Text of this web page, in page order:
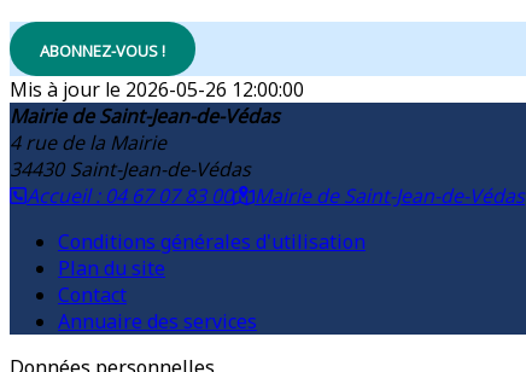
ABONNEZ-VOUS !
2026-05-26 12:00:00
Mairie de Saint-Jean-de-Védas
4 rue de la Mairie
34430 Saint-Jean-de-Védas
Accueil : 04 67 07 83 00
Mairie de Saint-Jean-de-Védas
Conditions générales d'utilisation
Plan du site
Contact
Annuaire des services